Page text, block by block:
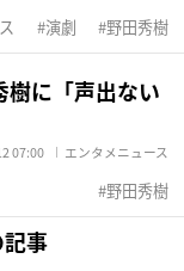
演劇 野田秀樹
樹に「声出ない
07:00 エンタメニュース
野田秀樹
事